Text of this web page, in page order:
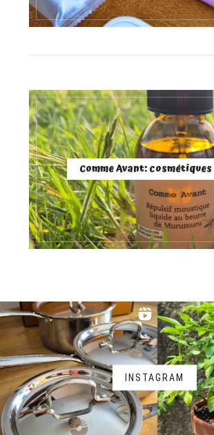
Comme Avant: cosmétiques
INSTAGRAM